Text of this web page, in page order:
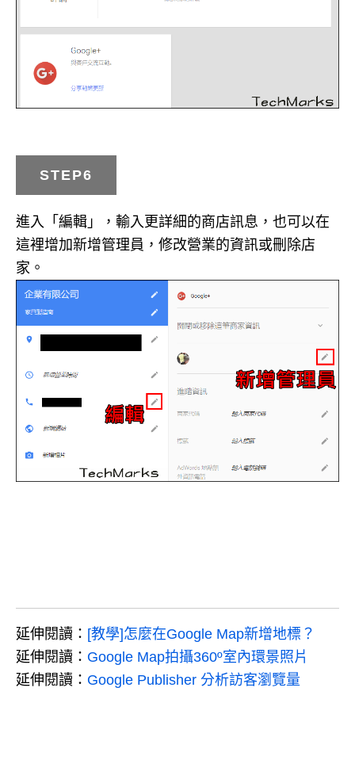
STEP6
進入「編輯」，輸入更詳細的商店訊息，也可以在
這裡增加新增管理員，修改營業的資訊或刪除店
家。
延伸閱讀： [教學]怎麼在Google Map新增地標？
延伸閱讀： Google Map拍攝360º室內環景照片
延伸閱讀： Google Publisher 分析訪客瀏覽量